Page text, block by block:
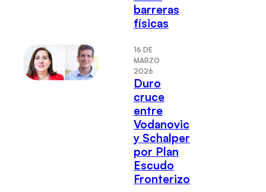
barreras
físicas
16 DE
MARZO
2026
Duro
cruce
entre
Vodanovic
y Schalper
por Plan
Escudo
Fronterizo